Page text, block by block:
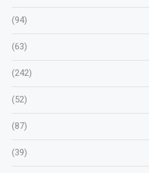
(94)
(63)
(242)
(52)
(87)
(39)